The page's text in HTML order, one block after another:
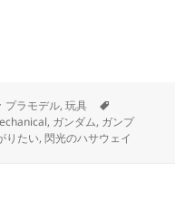
カ
テ
ゴ
プラモデル,玩具
グ
, ガンダム, ガンプ
りたい,閃光のハサウェイ